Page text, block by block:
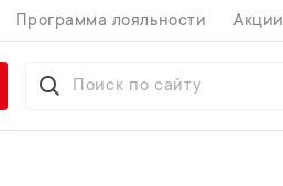
Программа лояльности Акции